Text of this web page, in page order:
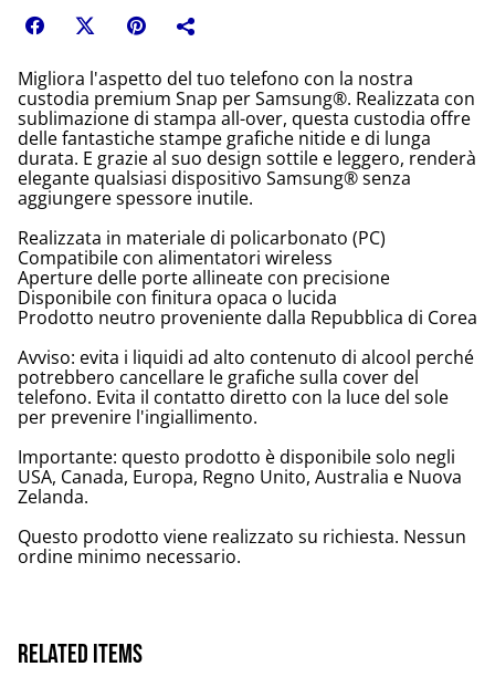
Migliora l'aspetto del tuo telefono con la nostra
custodia premium Snap per Samsung®. Realizzata con
sublimazione di stampa all-over, questa custodia offre
delle fantastiche stampe grafiche nitide e di lunga
durata. E grazie al suo design sottile e leggero, renderà
elegante qualsiasi dispositivo Samsung® senza
aggiungere spessore inutile.
Realizzata in materiale di policarbonato (PC)
Compatibile con alimentatori wireless
Aperture delle porte allineate con precisione
Disponibile con finitura opaca o lucida
Prodotto neutro proveniente dalla Repubblica di Corea
Avviso: evita i liquidi ad alto contenuto di alcool perché
potrebbero cancellare le grafiche sulla cover del
telefono. Evita il contatto diretto con la luce del sole
per prevenire l'ingiallimento.
Importante: questo prodotto è disponibile solo negli
USA, Canada, Europa, Regno Unito, Australia e Nuova
Zelanda.
Questo prodotto viene realizzato su richiesta. Nessun
ordine minimo necessario.
Related items